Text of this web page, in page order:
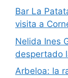
Bar La
visita a
Nelida Ines
despertado
Arbeloa: la